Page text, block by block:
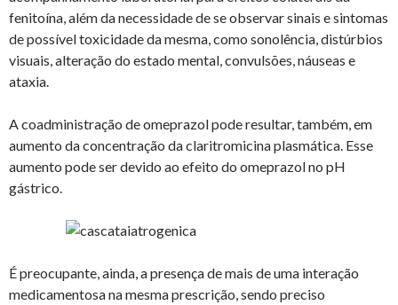
fenitoína, além da necessidade de se observar sinais e sintomas
de possível toxicidade da mesma, como sonolência, distúrbios
visuais, alteração do estado mental, convulsões, náuseas e
ataxia.
A coadministração de omeprazol pode resultar, também, em
aumento da concentração da claritromicina plasmática. Esse
aumento pode ser devido ao efeito do omeprazol no pH
gástrico.
É preocupante, ainda, a presença de mais de uma interação
medicamentosa na mesma prescrição, sendo preciso